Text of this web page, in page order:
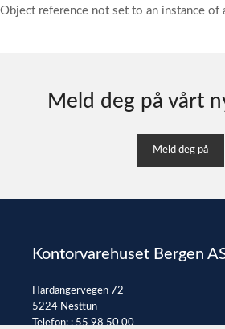
Object reference not set to an instance of
Meld deg på vårt
Meld deg på
Kontorvarehuset Bergen
Hardangervegen 72
5224 Nesttun
Telefon: :55 98 50 00